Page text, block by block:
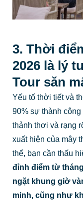
3. Thời
2026 là lý
Tour săn
Yếu tố thời tiết và
90% sự thành
thảnh thơi và rạng
xuất hiện của mây
thể, bạn cần thấu
đỉnh điểm từ
ngặt khung giờ
minh, cũng như